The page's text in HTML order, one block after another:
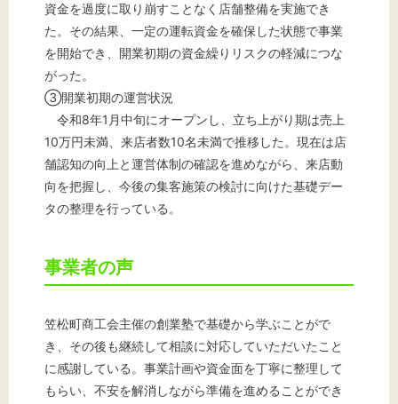
資金を過度に取り崩すことなく店舗整備を実施でき
た。その結果、一定の運転資金を確保した状態で事業
を開始でき、開業初期の資金繰りリスクの軽減につな
がった。
③開業初期の運営状況
令和8年1月中旬にオープンし、立ち上がり期は売上
10万円未満、来店者数10名未満で推移した。現在は店
舗認知の向上と運営体制の確認を進めながら、来店動
向を把握し、今後の集客施策の検討に向けた基礎デー
タの整理を行っている。
事業者の声
笠松町商工会主催の創業塾で基礎から学ぶことがで
き、その後も継続して相談に対応していただいたこと
に感謝している。事業計画や資金面を丁寧に整理して
もらい、不安を解消しながら準備を進めることができ